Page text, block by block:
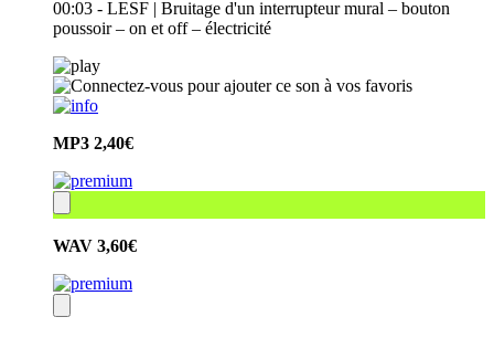
00:03 - LESF | Bruitage d'un interrupteur mural – bouton
poussoir – on et off – électricité
MP3 2,40€
WAV 3,60€